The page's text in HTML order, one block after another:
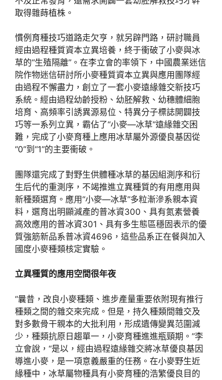
取得雜蒔植株。
慣例育種技巧道路走欠亨，就另辟門路，研討職員
經由過程種質資本立異培養，終于衝破了小麥與冰
草的“生殖隔離”。在李立會的率領下，中國農業迷信
院作物迷信研討所小麥種質資本立異與應用團隊經
由過程不懈盡力，創立了一套小麥遠緣雜交新技巧
系統。經由過程幼齡授粉、幼胚解救、幼穗體細胞
培育、高頻率引誘異源易位、特異分子標誌開闢技
巧等一系列立異，霸佔了“小麥—冰草”遠緣雜交困
難，完成了小麥育種上應用冰草屬外源優良基因從
“0”到“1”的主要衝破。
團隊還完成了對野生供體種冰草的基因組測序和衍
生后代的重測序，不竭推進立異種質的有用應用與
新種類選育。應用“小麥—冰草”多粒漸滲系親本資
料，選育出明顯減產的普冰資300、具有氮素營養
高效應用的普冰資301、具有多生態區穩固表示的優
質強筋新品系普冰資4696，這些品系正在餐與加入
國度小麥種類核定實驗。
立異種質的應用空間很年夜
“曩昔，改良小麥種類、進步產量重要依附現有推行
種類之間的雜交來完成。但是，持久種類間雜交及
對多數骨干親本的大批利用，形成遺傳變異范圍減
少，種類抗原日趨單一，小麥育種進進瓶頸期。”李
立會說，“是以，經由過程遠緣雜交將冰草優良基因
導進小麥，是一項意義嚴重的任務。在小麥野生近
緣種中，冰草屬物種具有小麥育種的浩繁優良目的